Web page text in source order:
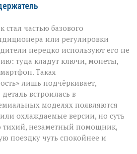
частью базового
или регулировки
нередко используют его не
туда кладут ключи, монеты,
Такая
лишь подчёркивает,
встроилась в
моделях появляются
охлаждаемые версии, но суть
тихий, незаметный помощник,
поездку чуть спокойнее и